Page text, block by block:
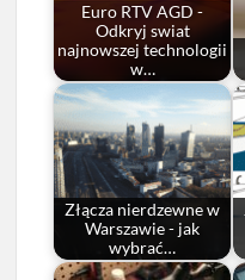
Euro RTV AGD -
Odkryj swiat
najnowszej technologii
w…
Złącza nierdzewne w
Warszawie - jak
wybrać…